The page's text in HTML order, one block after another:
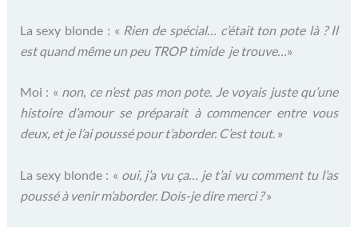
La sexy blonde : « Rien de spécial… c’était ton pote là ? Il
est quand même un peu TROP timide je trouve… »
Moi : « non, ce n’est pas mon pote. Je voyais juste qu’une
histoire d’amour se préparait à commencer entre vous
deux, et je l’ai poussé pour t’aborder. C’est tout. »
La sexy blonde : « oui, j’a vu ça… je t’ai vu comment tu l’as
poussé à venir m’aborder. Dois-je dire merci ?»